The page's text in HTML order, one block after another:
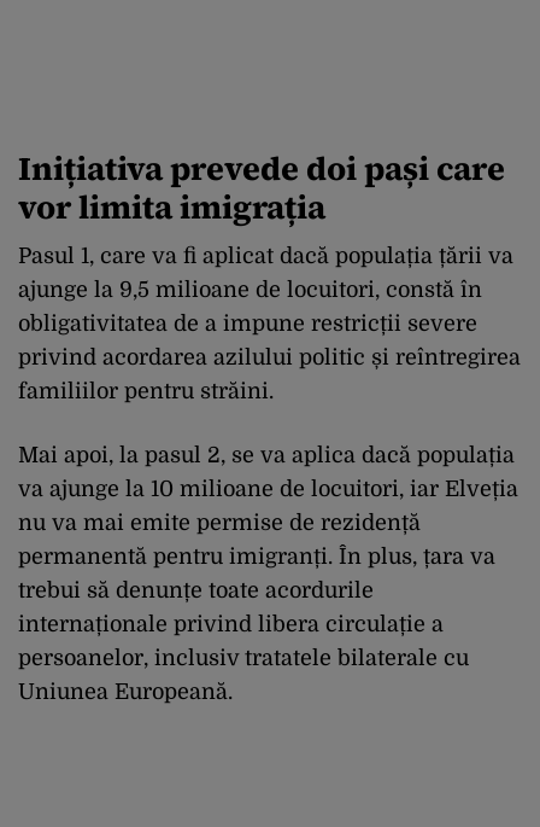
Inițiativa prevede doi pași care
vor limita imigrația
Pasul 1, care va fi aplicat dacă populația țării va
ajunge la 9,5 milioane de locuitori, constă în
obligativitatea de a impune restricții severe
privind acordarea azilului politic și reîntregirea
familiilor pentru străini.
Mai apoi, la pasul 2, se va aplica dacă populația
va ajunge la 10 milioane de locuitori, iar Elveția
nu va mai emite permise de rezidență
permanentă pentru imigranți. În plus, țara va
trebui să denunțe toate acordurile
internaționale privind libera circulație a
persoanelor, inclusiv tratatele bilaterale cu
Uniunea Europeană.